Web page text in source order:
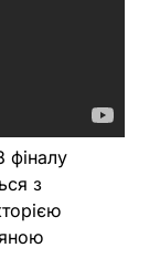
фіналу
з